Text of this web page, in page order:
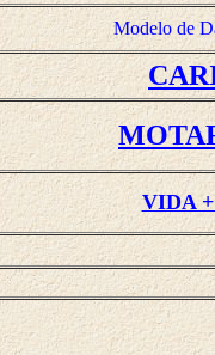
Modelo de
VIDA